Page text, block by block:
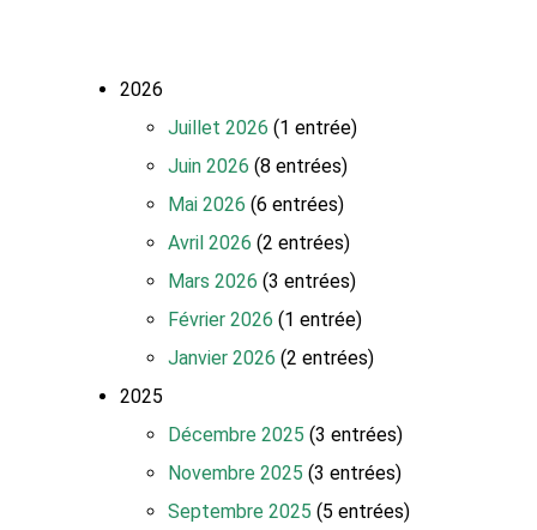
2026
Juillet 2026 (1 entrée)
Juin 2026 (8 entrées)
Mai 2026 (6 entrées)
Avril 2026 (2 entrées)
Mars 2026 (3 entrées)
Février 2026 (1 entrée)
Janvier 2026 (2 entrées)
2025
Décembre 2025 (3 entrées)
Novembre 2025 (3 entrées)
Septembre 2025 (5 entrées)